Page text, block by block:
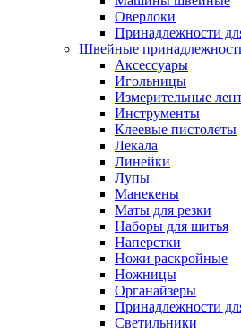
Оверлоки
Принадлежности
Швейные
Аксессуары
Игольницы
Измерительные
Инструменты
Клеевые пистолеты
Лекала
Линейки
Лупы
Манекены
Маты для резки
Наборы для шитья
Наперстки
Ножи раскройные
Ножницы
Органайзеры
Принадлежности
Светильники